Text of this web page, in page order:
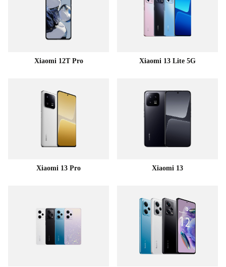
Xiaomi 12T Pro Xiaomi 13 Lite 5G
Xiaomi 13 Pro Xiaomi 13